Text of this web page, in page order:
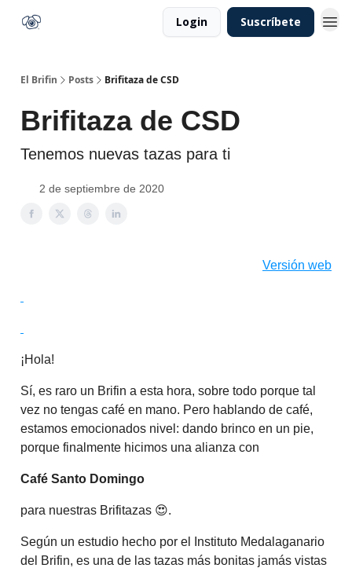
Login Suscríbete
El Brifin Posts Brifitaza de CSD
Brifitaza de CSD
Tenemos nuevas tazas para ti
2 de septiembre de 2020
Versión web
¡Hola!
Sí, es raro un Brifin a esta hora, sobre todo porque tal
vez no tengas café en mano. Pero hablando de café,
estamos emocionados nivel: dando brinco en un pie,
porque finalmente hicimos una alianza con
Café Santo Domingo
para nuestras Brifitazas 😍.
Según un estudio hecho por el Instituto Medalaganario
del Brifin, es una de las tazas más bonitas jamás vistas